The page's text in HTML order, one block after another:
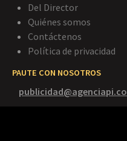
Del Director
Quiénes somos
Contáctenos
Política de privacidad
PAUTE CON NOSOTROS
publicidad@agenciapi.co